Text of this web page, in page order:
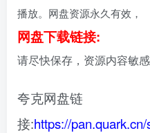
播放。网盘资源永久有效，
网盘下载链接:
请尽快保存，资源内容敏
夸克网盘链
接:https://